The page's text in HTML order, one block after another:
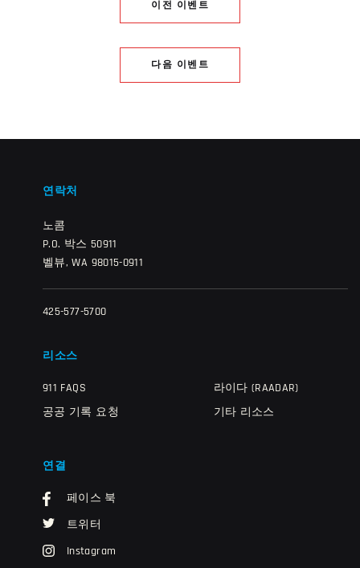
이전 이벤트
다음 이벤트
연락처
노콤
P.O. 박스 50911
벨뷰, WA 98015-0911
425-577-5700
리소스
911 FAQS
공공 기록 요청
라이다 (RAADAR)
기타 리소스
연결
페이스 북
트위터
Instagram